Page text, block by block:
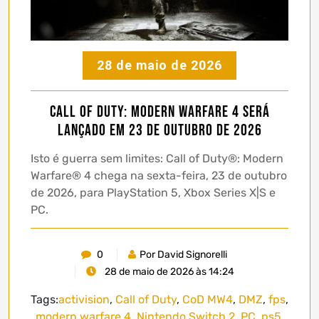
28 de maio de 2026
Call of Duty: Modern Warfare 4 será
lançado em 23 de outubro de 2026
Isto é guerra sem limites: Call of Duty®: Modern
Warfare® 4 chega na sexta-feira, 23 de outubro
de 2026, para PlayStation 5, Xbox Series X|S e
PC.
0
Por David Signorelli
28 de maio de 2026 às 14:24
Tags:activision, Call of Duty, CoD MW4, DMZ, fps,